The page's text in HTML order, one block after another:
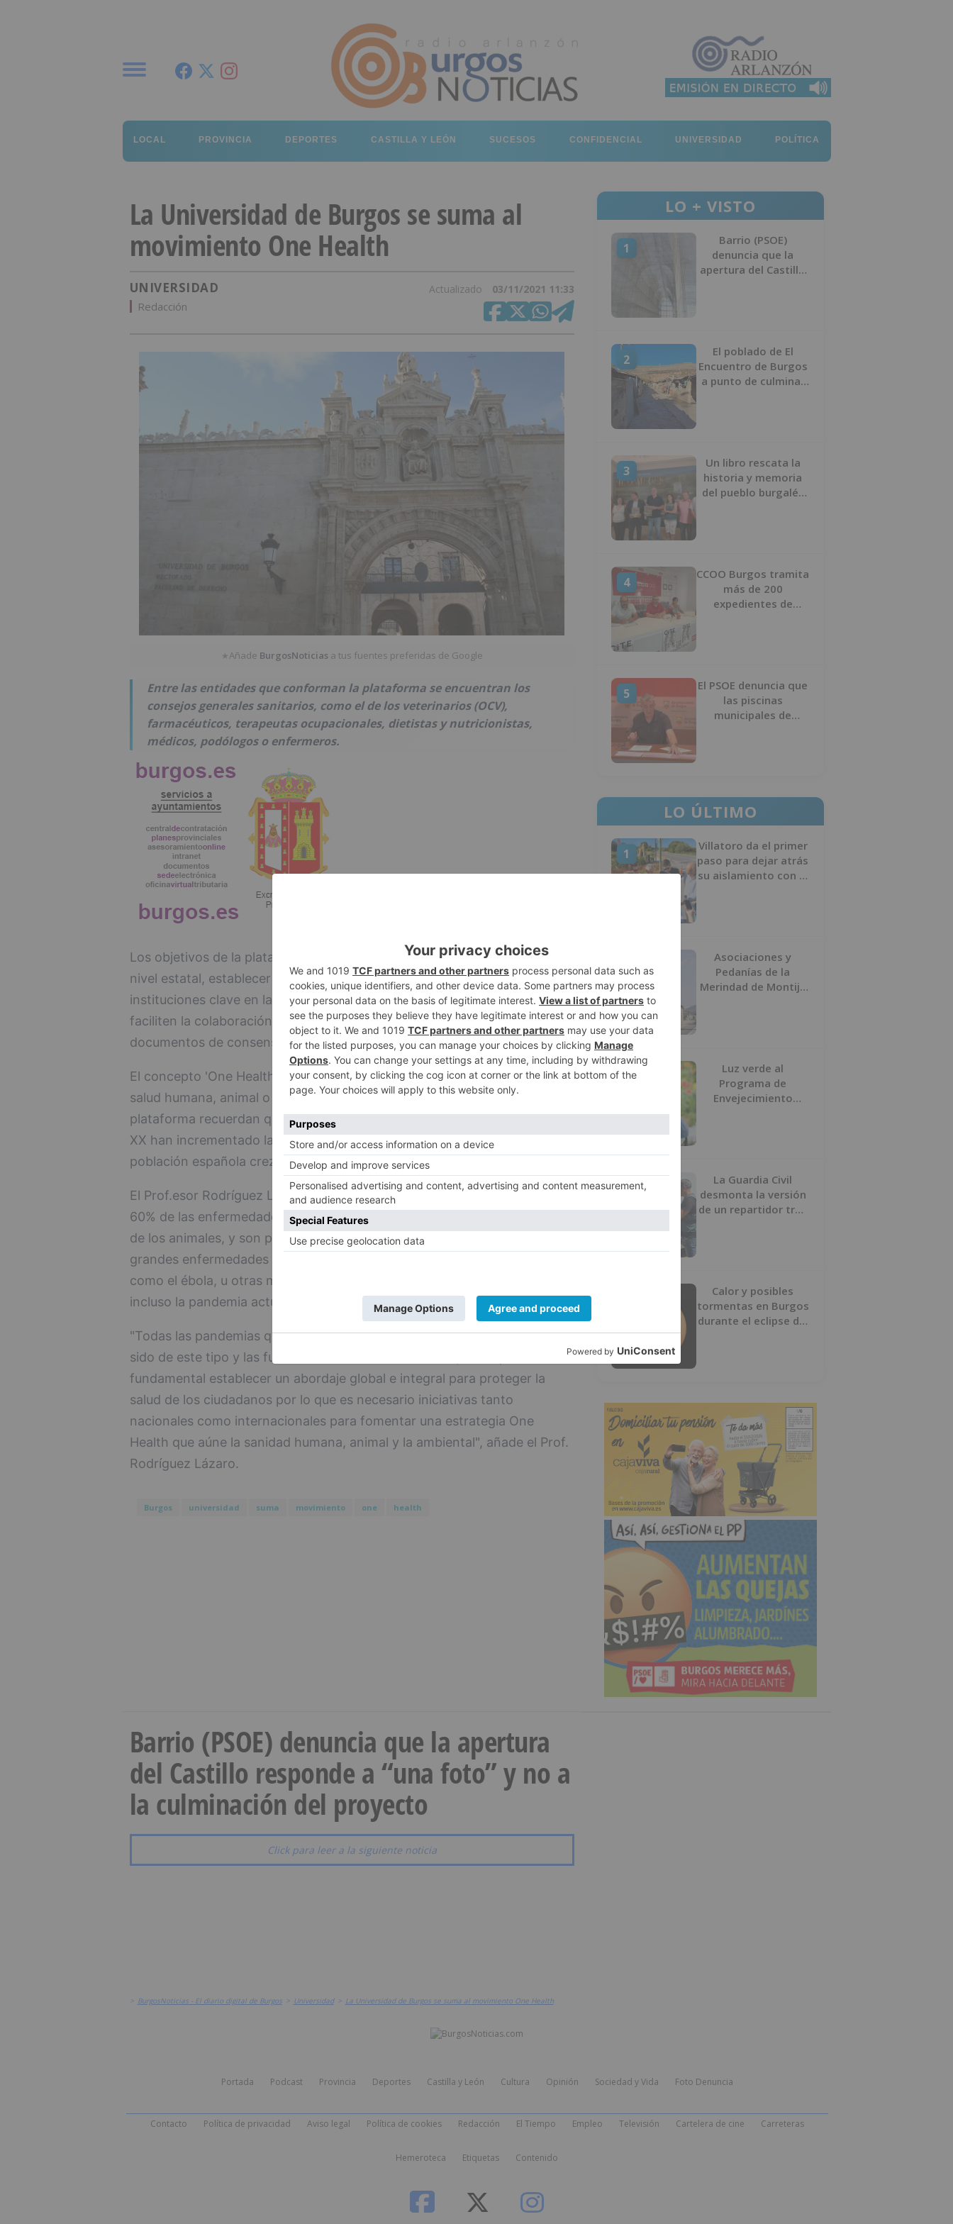
LOCAL PROVINCIA DEPORTES CASTILLA Y LEÓN SUCESOS CONFIDENCIAL UNIVERSIDAD POLÍTICA
La Universidad de Burgos se suma al
movimiento One Health
UNIVERSIDAD Actualizado 03/11/2021 11:33
Redacción
★Añade BurgosNoticias a tus fuentes preferidas de Google
Entre las entidades que conforman la plataforma se encuentran los
consejos generales sanitarios, como el de los veterinarios (OCV),
farmacéuticos, terapeutas ocupacionales, dietistas y nutricionistas,
médicos, podólogos o enfermeros.
Los objetivos de la plataforma son impulsar el movimiento One Health a
nivel estatal, establecer una línea de diálogo con todas aquellas
instituciones clave en la toma de decisiones, promover escenarios que
faciliten la colaboración interdisciplinar e intersectorial y elaborar
documentos de consenso sobre temas específicos estratégicos.
El concepto 'One Health' es muy amplio en los diferentes ámbitos de la
salud humana, animal o medioambiental y los impulsores de esta
plataforma recuerdan que los avances en salud pública a lo largo del siglo
XX han incrementado la esperanza de vida y han permitido que la
población española crezca un 55% en 60 años.
El Prof.esor Rodríguez Lázaro indica que "no hay que olvidar que más del
60% de las enfermedades infecciosas que afectan al humano provienen
de los animales, y son por tanto zoonosis" y "que la mayoría de las
grandes enfermedades que se nos vienen a la cabeza son zoonósicas
como el ébola, u otras más cotidianas como la gripe o la salmonelosis, e
incluso la pandemia actual la COVID-19".
"Todas las pandemias que nos han afectado en los siglos XX y XXI han
sido de este tipo y las futuras también serán zoonosis por lo que es
fundamental establecer un abordaje global e integral para proteger la
salud de los ciudadanos por lo que es necesario iniciativas tanto
nacionales como internacionales para fomentar una estrategia One
Health que aúne la sanidad humana, animal y la ambiental", añade el Prof.
Rodríguez Lázaro.
Burgos universidad suma movimiento one health
LO + VISTO
1
Barrio (PSOE)
denuncia que la
apertura del Castillo
2
El poblado de El
Encuentro de Burgos
a punto de culminar
3
Un libro rescata la
historia y memoria
del pueblo burgalés
4
CCOO Burgos tramita
más de 200
expedientes de
5
El PSOE denuncia que
las piscinas
municipales de
LO ÚLTIMO
1
Villatoro da el primer
paso para dejar atrás
su aislamiento con el
2
Asociaciones y
Pedanías de la
Merindad de Montija
3
Luz verde al
Programa de
Envejecimiento
4
La Guardia Civil
desmonta la versión
de un repartidor tras
Calor y posibles
tormentas en Burgos
durante el eclipse del
Barrio (PSOE) denuncia que la apertura
del Castillo responde a “una foto” y no a
la culminación del proyecto
Click para leer a la siguiente noticia
> BurgosNoticias - El diario digital de Burgos > Universidad > La Universidad de Burgos se suma al movimiento One Health
Portada Podcast Provincia Deportes Castilla y León Cultura Opinión Sociedad y Vida Foto Denuncia
Contacto Política de privacidad Aviso legal Política de cookies Redacción El Tiempo Empleo Televisión Cartelera de cine Carreteras
Hemeroteca Etiquetas Contenido